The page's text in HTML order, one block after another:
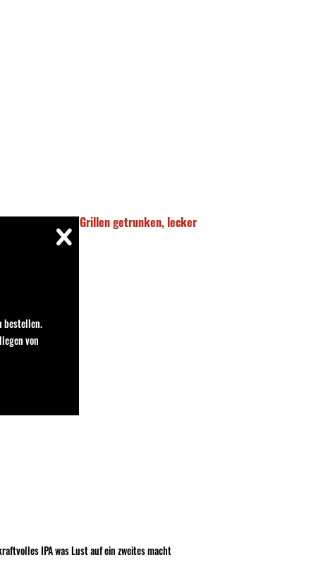
habe es zum Grillen getrunken, lecker
IPA was Lust auf ein zweites macht
bestellen.
von